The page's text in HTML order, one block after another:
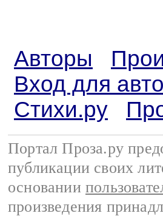
Авторы
Вход для
Стихи.ру
Портал Проза.ру
публикации своих
основании
произведения